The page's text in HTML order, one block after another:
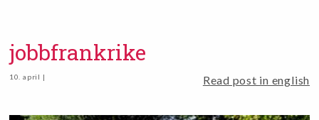
jobbfrankrike
10. april | Read post in english